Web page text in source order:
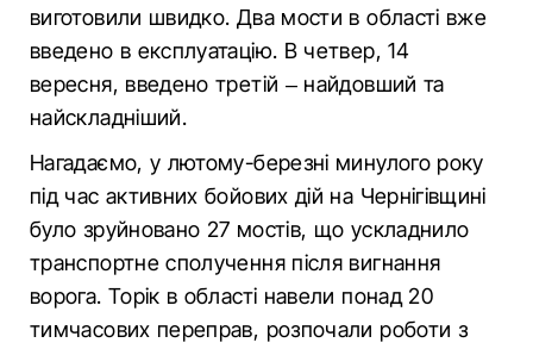
виготовили швидко. Два мости в області вже
введено в експлуатацію. В четвер, 14
вересня, введено третій – найдовший та
найскладніший.
Нагадаємо, у лютому-березні минулого року
під час активних бойових дій на Чернігівщині
було зруйновано 27 мостів, що ускладнило
транспортне сполучення після вигнання
ворога. Торік в області навели понад 20
тимчасових переправ, розпочали роботи з